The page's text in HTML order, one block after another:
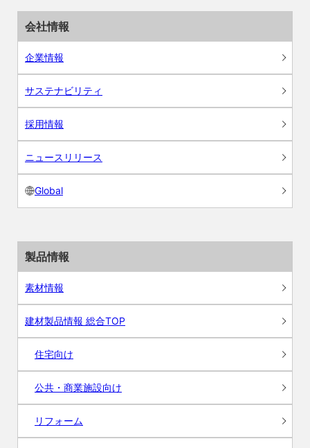
会社情報
企業情報
サステナビリティ
採用情報
ニュースリリース
Global
製品情報
素材情報
建材製品情報 総合TOP
住宅向け
公共・商業施設向け
リフォーム